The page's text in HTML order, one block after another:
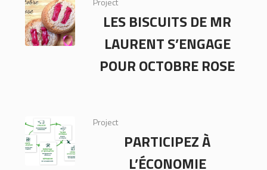
LES BISCUITS DE MR
LAURENT S’ENGAGE
POUR OCTOBRE ROSE
Project
PARTICIPEZ À
L’ÉCONOMIE